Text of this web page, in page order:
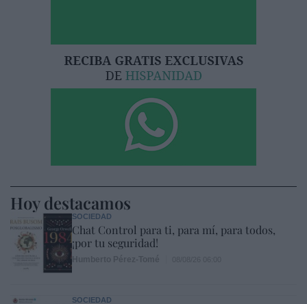
Hoy destacamos
SOCIEDAD
Chat Control para ti, para mí, para todos,
¡por tu seguridad!
SOCIEDAD